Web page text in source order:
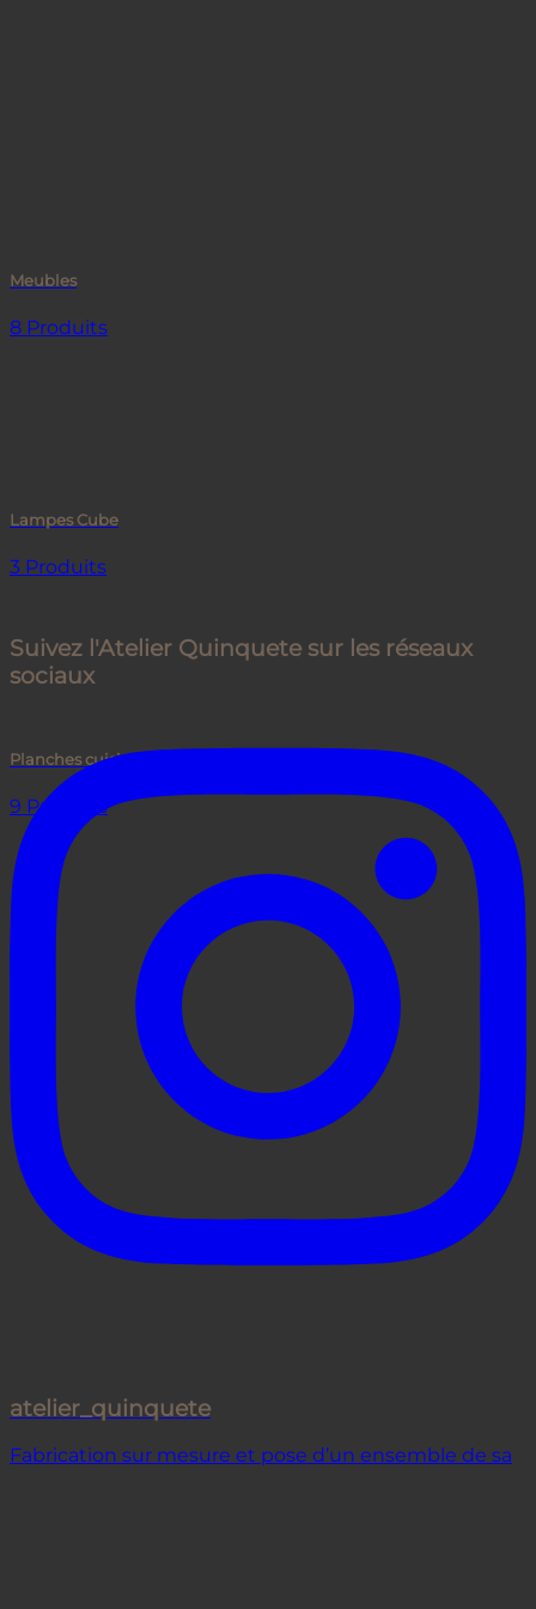
Meubles
8 Produits
Lampes Cube
3 Produits
Planches cuisine
9 Produits
Suivez l'Atelier Quinquete sur les réseaux
sociaux
atelier_quinquete
Fabrication sur mesure et pose d’un ensemble de sa